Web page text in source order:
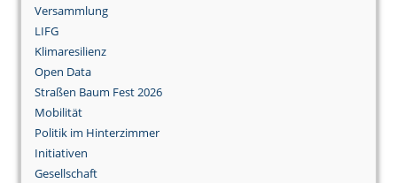
Versammlung
LIFG
Klimaresilienz
Open Data
Straßen Baum Fest 2026
Mobilität
Politik im Hinterzimmer
Initiativen
Gesellschaft